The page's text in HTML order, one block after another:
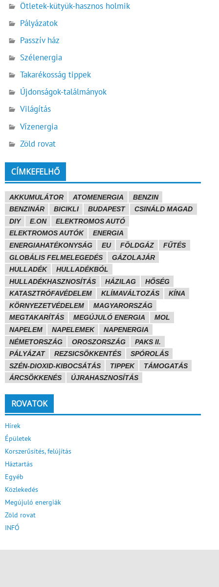
Ötletek-kütyük-hasznos holmik
Pályázatok
Passzív ház
Szélenergia
Takarékosság tippek
Újdonságok-találmányok
Világítás
Vízenergia
Zöld rovat
CÍMKEFELHŐ
AKKUMULÁTOR ATOMENERGIA
BENZIN
BENZINÁR
BICIKLI BUDAPEST
CSINÁLD MAGAD
DIY
E.ON
ELEKTROMOS AUTÓ
ELEKTROMOS AUTÓK
ENERGIA
ENERGIAHATÉKONYSÁG
EU FÖLDGÁZ
FŰTÉS
GLOBÁLIS FELMELEGEDÉS
GÁZOLAJÁR
HULLADÉK
HULLADÉKBÓL
HULLADÉKHASZNOSÍTÁS
HÁZILAG
HŐSÉG
KATASZTRÓFAVÉDELEM
KLÍMAVÁLTOZÁS
KÍNA
KÖRNYEZETVÉDELEM
MAGYARORSZÁG
MEGTAKARÍTÁS
MEGÚJULÓ ENERGIA
MOL
NAPELEM
NAPELEMEK
NAPENERGIA
NÉMETORSZÁG
OROSZORSZÁG
PAKS II.
PÁLYÁZAT
REZSICSÖKKENTÉS
SPÓROLÁS
SZÉN-DIOXID-KIBOCSÁTÁS
TIPPEK
TÁMOGATÁS
ÁRCSÖKKENÉS
ÚJRAHASZNOSÍTÁS
ROVATOK
Hírek
Épületek
Korszerűsítés, felújítás
Háztartás
Egyéb
Közlekedés
Megújuló energiák
Zöld rovat
INFÓ